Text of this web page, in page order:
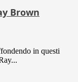
Brown
in questi